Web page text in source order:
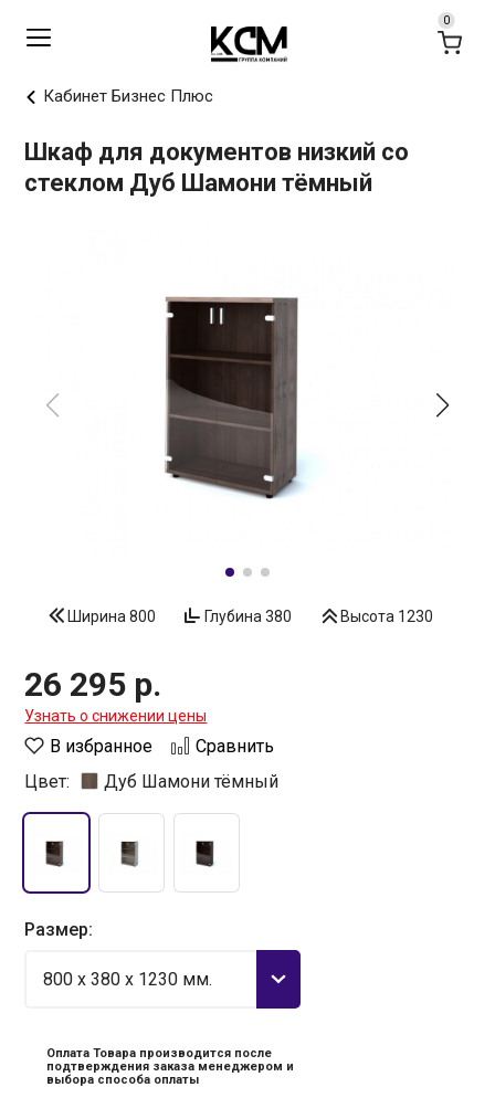
Кабинет Бизнес Плюс
Шкаф для документов низкий со
стеклом Дуб Шамони тёмный
Ширина 800 Глубина 380 Высота 1230
26 295 р.
Узнать о снижении цены
В избранное
Сравнить
Цвет:
Дуб Шамони тёмный
Размер:
800 x 380 x 1230 мм.
Оплата Товара производится после
подтверждения заказа менеджером и
выбора способа оплаты